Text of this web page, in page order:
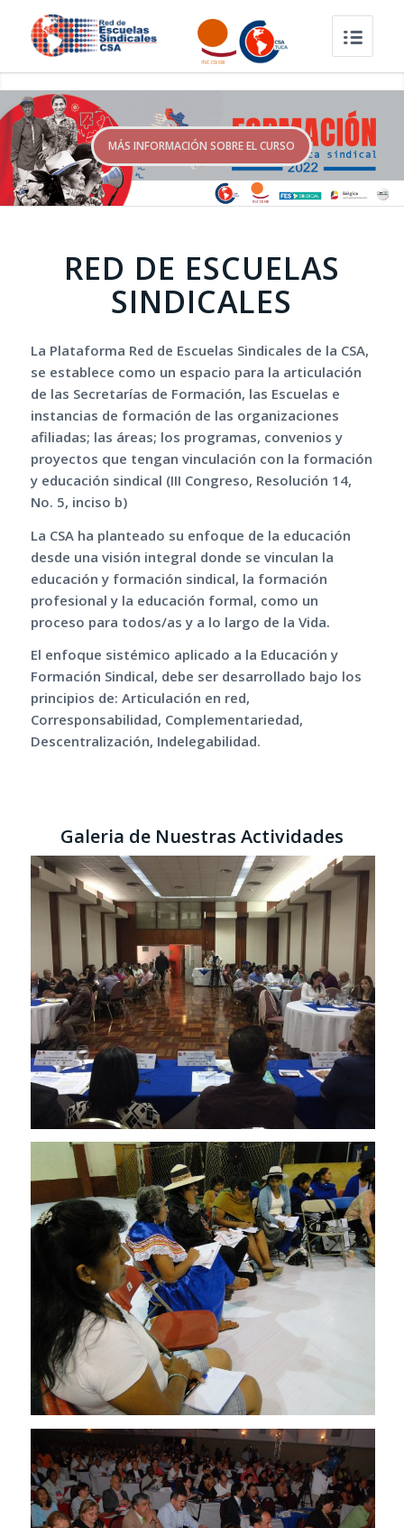
MÁS INFORMACIÓN SOBRE EL CURSO
RED DE ESCUELAS
SINDICALES
La Plataforma Red de Escuelas Sindicales de la CSA,
se establece como un espacio para la articulación
de las Secretarías de Formación, las Escuelas e
instancias de formación de las organizaciones
afiliadas; las áreas; los programas, convenios y
proyectos que tengan vinculación con la formación
y educación sindical (III Congreso, Resolución 14,
No. 5, inciso b)
La CSA ha planteado su enfoque de la educación
desde una visión integral donde se vinculan la
educación y formación sindical, la formación
profesional y la educación formal, como un
proceso para todos/as y a lo largo de la Vida.
El enfoque sistémico aplicado a la Educación y
Formación Sindical, debe ser desarrollado bajo los
principios de: Articulación en red,
Corresponsabilidad, Complementariedad,
Descentralización, Indelegabilidad.
Galeria de Nuestras Actividades